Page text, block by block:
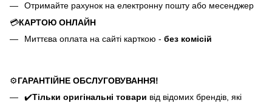
Отримайте рахунок на електронну пошту або месенджер
💳КАРТОЮ ОНЛАЙН
Миттєва оплата на сайті карткою - без комісій
⚙️ГАРАНТІЙНЕ ОБСЛУГОВУВАННЯ!
✔️Тільки оригінальні товари від відомих брендів, які